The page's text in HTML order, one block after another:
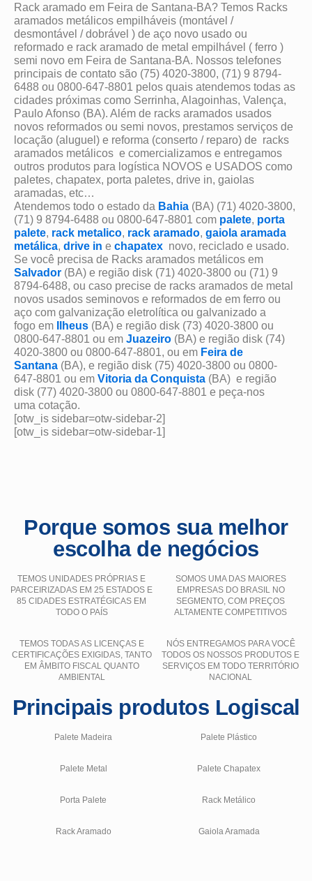
Rack aramado em Feira de Santana-BA? Temos Racks
aramados metálicos empilháveis (montável /
desmontável / dobrável ) de aço novo usado ou
reformado e rack aramado de metal empilhável ( ferro )
semi novo em Feira de Santana-BA. Nossos telefones
principais de contato são (75) 4020-3800, (71) 9 8794-
6488 ou 0800-647-8801 pelos quais atendemos todas as
cidades próximas como Serrinha, Alagoinhas, Valença,
Paulo Afonso (BA). Além de racks aramados usados
novos reformados ou semi novos, prestamos serviços de
locação (aluguel) e reforma (conserto / reparo) de racks
aramados metálicos e comercializamos e entregamos
outros produtos para logística NOVOS e USADOS como
paletes, chapatex, porta paletes, drive in, gaiolas
aramadas, etc…
Atendemos todo o estado da Bahia (BA) (71) 4020-3800,
(71) 9 8794-6488 ou 0800-647-8801 com palete, porta
palete, rack metalico, rack aramado, gaiola aramada
metálica, drive in e chapatex novo, reciclado e usado.
Se você precisa de Racks aramados metálicos em
Salvador (BA) e região disk (71) 4020-3800 ou (71) 9
8794-6488, ou caso precise de racks aramados de metal
novos usados seminovos e reformados de em ferro ou
aço com galvanização eletrolítica ou galvanizado a
fogo em
Ilheus (BA) e região disk (73) 4020-3800 ou
0800-647-8801 ou em Juazeiro (BA) e região disk (74)
4020-3800 ou 0800-647-8801, ou em Feira de
Santana (BA), e região disk (75) 4020-3800 ou 0800-
647-8801 ou em Vitoria da Conquista (BA) e região
disk (77) 4020-3800 ou 0800-647-8801 e peça-nos
uma cotação.
[otw_is sidebar=otw-sidebar-2]
[otw_is sidebar=otw-sidebar-1]
Porque somos sua melhor
escolha de negócios
TEMOS UNIDADES PRÓPRIAS E
PARCEIRIZADAS EM 25 ESTADOS E
85 CIDADES ESTRATÉGICAS EM
TODO O PAÍS
SOMOS UMA DAS MAIORES
EMPRESAS DO BRASIL NO
SEGMENTO, COM PREÇOS
ALTAMENTE COMPETITIVOS
TEMOS TODAS AS LICENÇAS E
CERTIFICAÇÕES EXIGIDAS, TANTO
EM ÂMBITO FISCAL QUANTO
AMBIENTAL
NÓS ENTREGAMOS PARA VOCÊ
TODOS OS NOSSOS PRODUTOS E
SERVIÇOS EM TODO TERRITÓRIO
NACIONAL
Principais produtos Logiscal
Palete Madeira Palete Plástico
Palete Metal Palete Chapatex
Porta Palete Rack Metálico
Rack Aramado Gaiola Aramada